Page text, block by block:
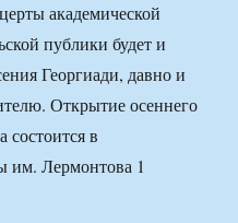
академической
публики будет и
Георгиади, давно и
Открытие осеннего
состоится в
им. Лермонтова 1